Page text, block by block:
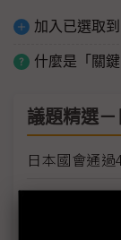
加入已選取
什麼是「關鍵
議題精選
日本國會通